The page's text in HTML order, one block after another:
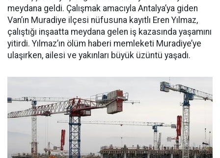
meydana geldi. Çalışmak amacıyla Antalya’ya giden
Van’ın Muradiye ilçesi nüfusuna kayıtlı Eren Yılmaz,
çalıştığı inşaatta meydana gelen iş kazasında yaşamını
yitirdi. Yılmaz’ın ölüm haberi memleketi Muradiye’ye
ulaşırken, ailesi ve yakınları büyük üzüntü yaşadı.